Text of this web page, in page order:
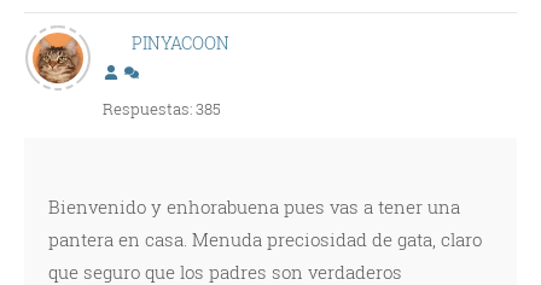
PINYACOON
Respuestas: 385
Bienvenido y enhorabuena pues vas a tener una
pantera en casa. Menuda preciosidad de gata, claro
que seguro que los padres son verdaderos